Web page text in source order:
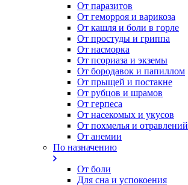
От паразитов
Oт геморроя и варикоза
От кашля и боли в горле
От простуды и гриппа
От насморка
Oт псориаза и экземы
От бородавок и папиллом
От прыщей и постакне
От рубцов и шрамов
От герпеса
От насекомых и укусов
От похмелья и отравлений
От анемии
По назначению
От боли
Для сна и успокоения